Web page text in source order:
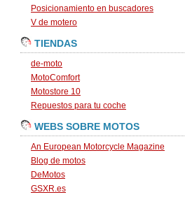
Posicionamiento en buscadores
V de motero
TIENDAS
de-moto
MotoComfort
Motostore 10
Repuestos para tu coche
WEBS SOBRE MOTOS
An European Motorcycle Magazine
Blog de motos
DeMotos
GSXR.es